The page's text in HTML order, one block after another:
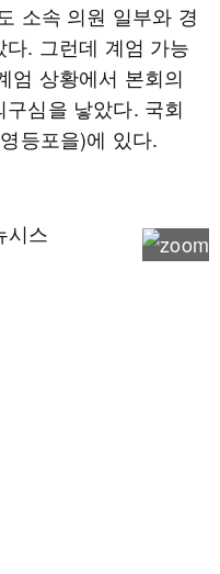
소속 의원 일부와 경
. 그런데 계엄 가능
엄 상황에서 본회의
심을 낳았다. 국회
등포을)에 있다.